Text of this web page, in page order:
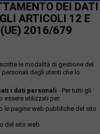
DEI DATI
ARTICOLI 12 E
(UE) 2016/679
le modalità di gestione del
degli utenti che lo
i dati personali - Per tutti gli
essere utilizzati per:
le pagine web pubbliche del sito
del sito web.